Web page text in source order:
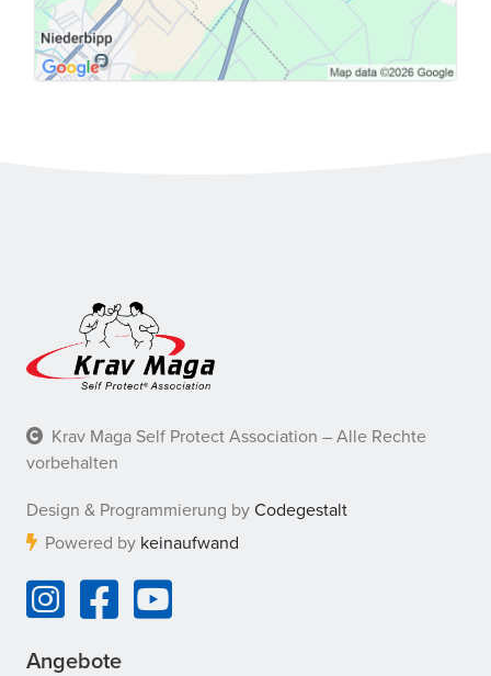
Krav Maga Self Protect Association – Alle Rechte
vorbehalten
Design & Programmierung by Codegestalt
Powered by keinaufwand
Angebote